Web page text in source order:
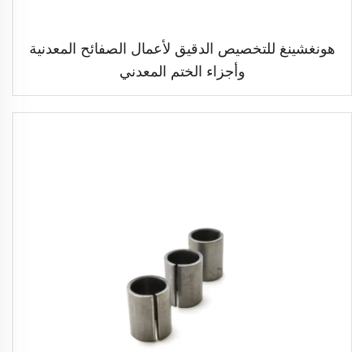
هونغشينغ للتخصيص الدقيق لأعمال الصفائح المعدنية
وأجزاء الختم المعدني